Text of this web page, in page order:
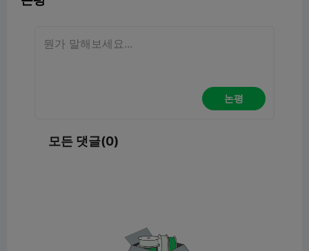
논평
모든 댓글(0)